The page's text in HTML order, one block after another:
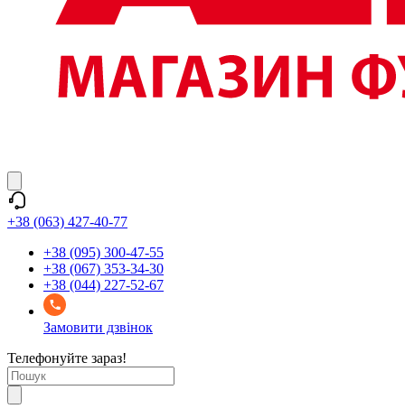
+38 (063) 427-40-77
+38 (095) 300-47-55
+38 (067) 353-34-30
+38 (044) 227-52-67
Замовити дзвінок
Телефонуйте зараз!